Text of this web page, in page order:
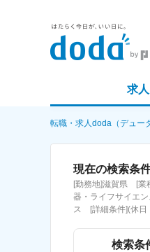
求
詳細条件から探す
求人特集から探す
転職・求人doda（デュー
現在の検索条
[勤務地]滋賀県 [業
器・ライフサイエ
ス [詳細条件](休日
検索条